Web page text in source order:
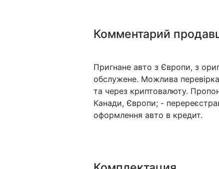
Комментарий
Пригнане авто з Європи, з
обслужене. Можлива
та через криптовалюту.
Канади, Європи; -
оформлення авто в кредит.